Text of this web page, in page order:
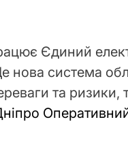
Єдиний
нова система
та ризики,